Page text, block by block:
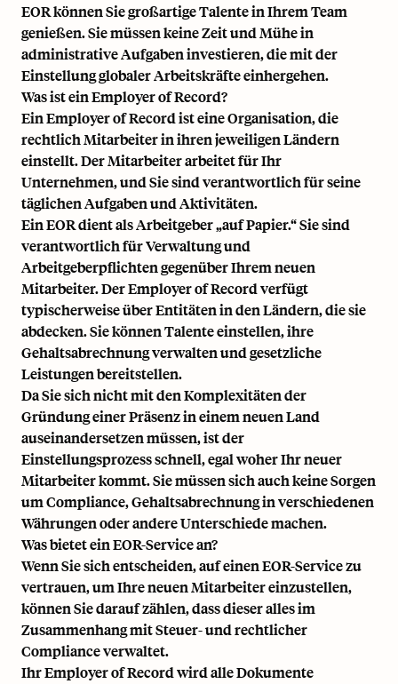
EOR können Sie großartige Talente in Ihrem Team
genießen. Sie müssen keine Zeit und Mühe in
administrative Aufgaben investieren, die mit der
Einstellung globaler Arbeitskräfte einhergehen.
Was ist ein Employer of Record?
Ein Employer of Record ist eine Organisation, die
rechtlich Mitarbeiter in ihren jeweiligen Ländern
einstellt. Der Mitarbeiter arbeitet für Ihr
Unternehmen, und Sie sind verantwortlich für seine
täglichen Aufgaben und Aktivitäten.
Ein EOR dient als Arbeitgeber „auf Papier.“ Sie sind
verantwortlich für Verwaltung und
Arbeitgeberpflichten gegenüber Ihrem neuen
Mitarbeiter. Der Employer of Record verfügt
typischerweise über Entitäten in den Ländern, die sie
abdecken. Sie können Talente einstellen, ihre
Gehaltsabrechnung verwalten und gesetzliche
Leistungen bereitstellen.
Da Sie sich nicht mit den Komplexitäten der
Gründung einer Präsenz in einem neuen Land
auseinandersetzen müssen, ist der
Einstellungsprozess schnell, egal woher Ihr neuer
Mitarbeiter kommt. Sie müssen sich auch keine Sorgen
um Compliance, Gehaltsabrechnung in verschiedenen
Währungen oder andere Unterschiede machen.
Was bietet ein EOR-Service an?
Wenn Sie sich entscheiden, auf einen EOR-Service zu
vertrauen, um Ihre neuen Mitarbeiter einzustellen,
können Sie darauf zählen, dass dieser alles im
Zusammenhang mit Steuer- und rechtlicher
Compliance verwaltet.
Ihr Employer of Record wird alle Dokumente